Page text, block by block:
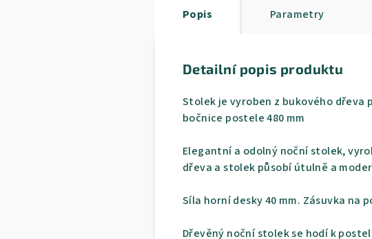
Popis Parametry
Detailní popis produktu
Stolek je vyroben z bukového dřeva
bočnice postele 480 mm
Elegantní a odolný noční stolek,
dřeva a stolek působí útulně a
Síla horní desky 40 mm. Zásuvka na
Dřevěný noční stolek se hodí k